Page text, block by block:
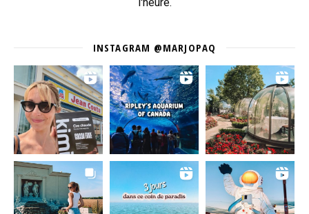
INSTAGRAM @MARJOPAQ